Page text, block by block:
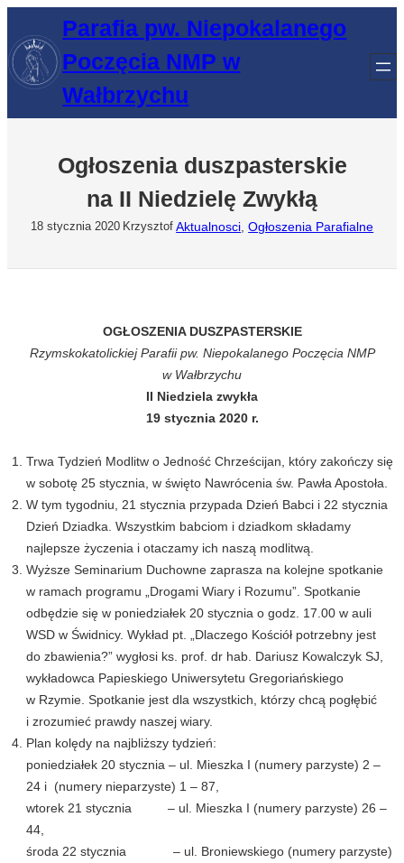
treści
Parafia pw. Niepokalanego
Poczęcia NMP w
Wałbrzychu
Ogłoszenia duszpasterskie
na II Niedzielę Zwykłą
18 stycznia 2020 Krzysztof Aktualnosci , Ogłoszenia Parafialne
OGŁOSZENIA DUSZPASTERSKIE
Rzymskokatolickiej Parafii pw. Niepokalanego Poczęcia NMP
w Wałbrzychu
II Niedziela zwykła
19 stycznia 2020 r.
Trwa Tydzień Modlitw o Jedność Chrześcijan, który zakończy się
w sobotę 25 stycznia, w święto Nawrócenia św. Pawła Apostoła.
W tym tygodniu, 21 stycznia przypada Dzień Babci i 22 stycznia
Dzień Dziadka. Wszystkim babciom i dziadkom składamy
najlepsze życzenia i otaczamy ich naszą modlitwą.
Wyższe Seminarium Duchowne zaprasza na kolejne spotkanie
w ramach programu „Drogami Wiary i Rozumu”. Spotkanie
odbędzie się w poniedziałek 20 stycznia o godz. 17.00 w auli
WSD w Świdnicy. Wykład pt. „Dlaczego Kościół potrzebny jest
do zbawienia?” wygłosi ks. prof. dr hab. Dariusz Kowalczyk SJ,
wykładowca Papieskiego Uniwersytetu Gregoriańskiego
w Rzymie. Spotkanie jest dla wszystkich, którzy chcą pogłębić
i zrozumieć prawdy naszej wiary.
Plan kolędy na najbliższy tydzień:
poniedziałek 20 stycznia – ul. Mieszka I (numery parzyste) 2 –
24 i (numery nieparzyste) 1 – 87,
wtorek 21 stycznia – ul. Mieszka I (numery parzyste) 26 –
44,
środa 22 stycznia – ul. Broniewskiego (numery parzyste)